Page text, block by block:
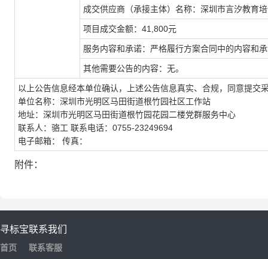
成交供应商（承接主体）名称：深圳市言汐教育
项目成交金额： 41,800元
服务内容和承诺：严格履行方案合同中的内容和
其他需要公告的内容：无。
以上公告信息经本单位确认，上述公告信息真实、合规，同意提交
单位名称：深圳市光明区马田街道根竹园社区工作站
地址：深圳市光明区马田街道根竹园花园二楼党群服务中心
联系人：骆工 联系电话： 0755-23249694
电子邮箱： 传真：
附件：
寻标宝
首页
联系我们
联系客服